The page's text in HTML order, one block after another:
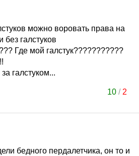
можно воровать права на
галстуков
Где мой галстук???????????
галстуком...
10 / 2
бедного пердалетчика, он то и